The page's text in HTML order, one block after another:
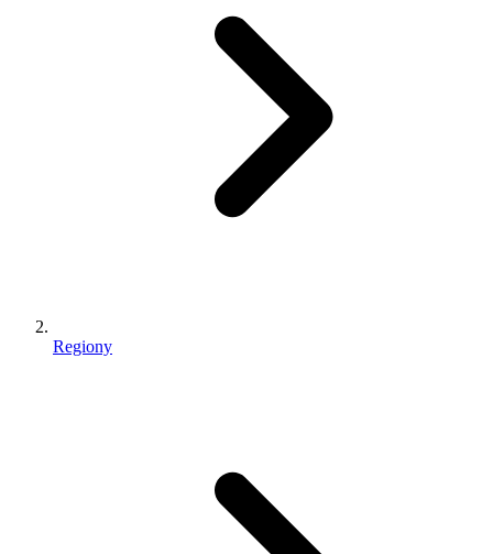
Regiony